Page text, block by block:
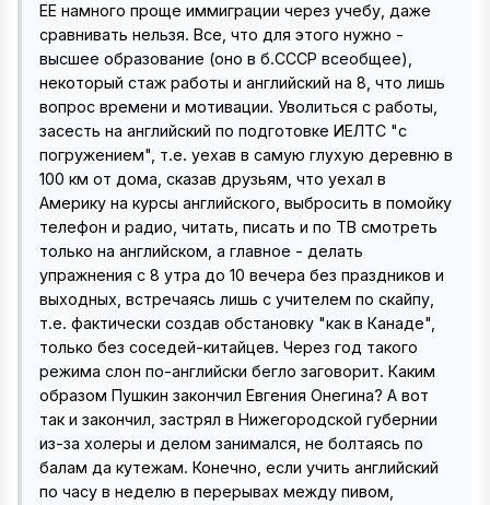
ЕЕ намного проще иммиграции через учебу, даже
сравнивать нельзя. Все, что для этого нужно -
высшее образование (оно в б.СССР всеобщее),
некоторый стаж работы и английский на 8, что лишь
вопрос времени и мотивации. Уволиться с работы,
засесть на английский по подготовке ИЕЛТС "с
погружением", т.е. уехав в самую глухую деревню в
100 км от дома, сказав друзьям, что уехал в
Америку на курсы английского, выбросить в помойку
телефон и радио, читать, писать и по ТВ смотреть
только на английском, а главное - делать
упражнения с 8 утра до 10 вечера без праздников и
выходных, встречаясь лишь с учителем по скайпу,
т.е. фактически создав обстановку "как в Канаде",
только без соседей-китайцев. Через год такого
режима слон по-английски бегло заговорит. Каким
образом Пушкин закончил Евгения Онегина? А вот
так и закончил, застрял в Нижегородской губернии
из-за холеры и делом занимался, не болтаясь по
балам да кутежам. Конечно, если учить английский
по часу в неделю в перерывах между пивом,